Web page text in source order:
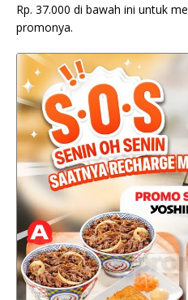
Rp. 37.000 di bawah ini untuk
promonya.